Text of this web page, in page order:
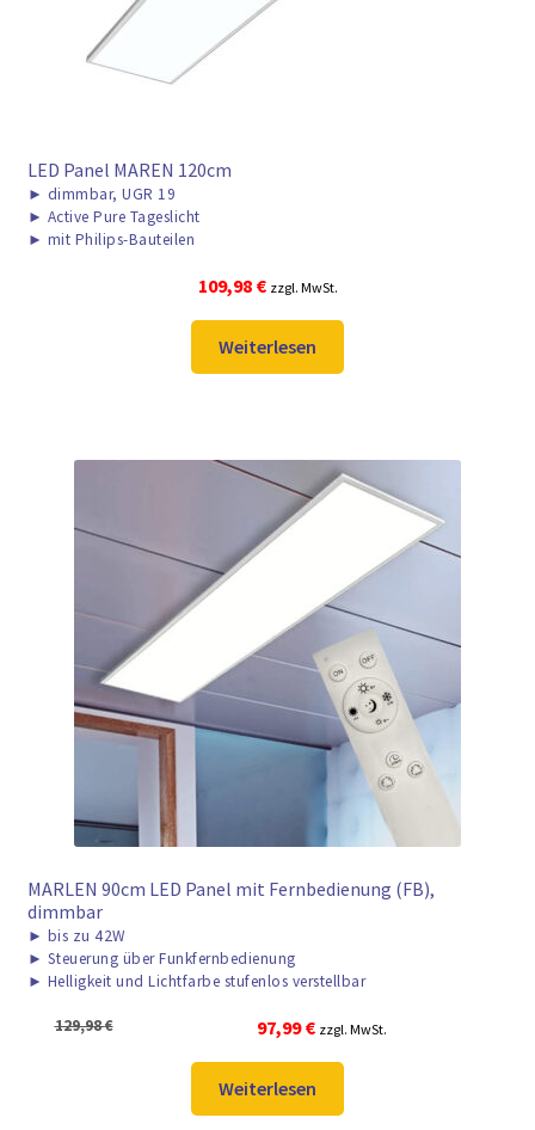
LED Panel MAREN 120cm
► dimmbar, UGR 19
► Active Pure Tageslicht
► mit Philips-Bauteilen
109,98 € zzgl. MwSt.
Weiterlesen
MARLEN 90cm LED Panel mit Fernbedienung (FB),
dimmbar
► bis zu 42W
► Steuerung über Funkfernbedienung
► Helligkeit und Lichtfarbe stufenlos verstellbar
129,98€
Ursprünglicher
Preis
war:
129,98 €
97,99€Aktueller
Preis
ist:
97,99 €.
zzgl. MwSt.
Weiterlesen